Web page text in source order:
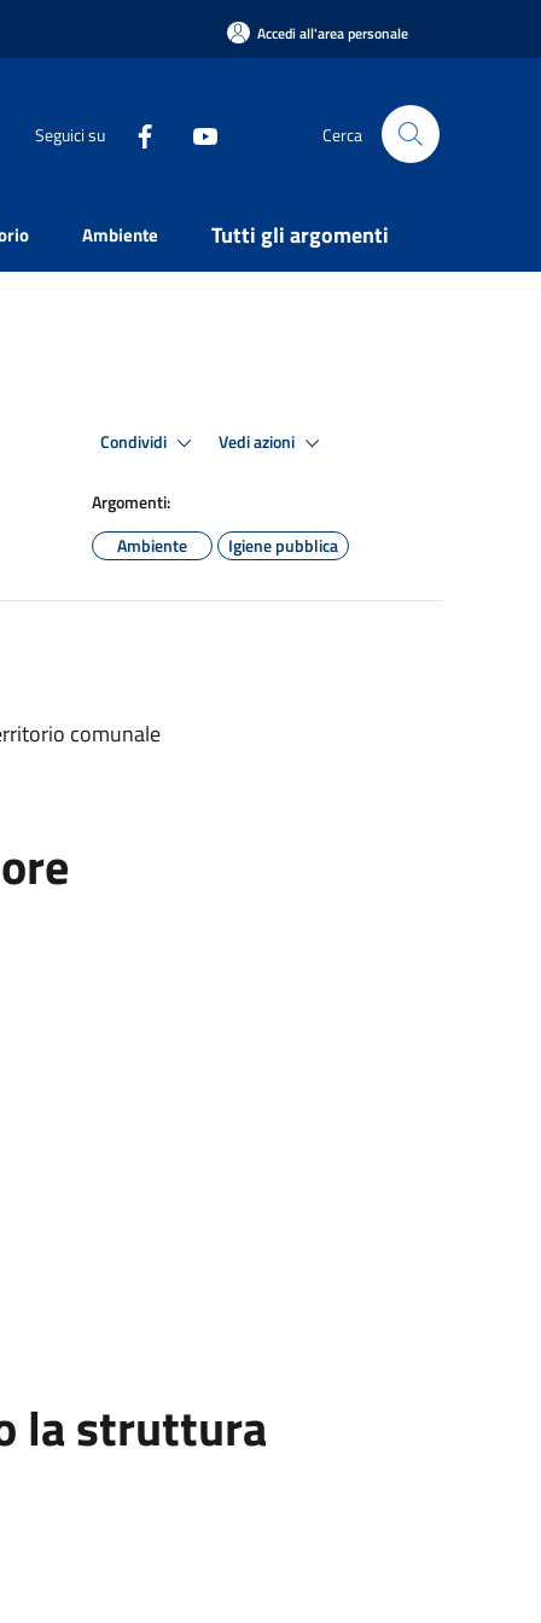
Accedi all'area personale
Seguici su Cerca
Ambiente Tutti gli argomenti
Condividi Vedi azioni
Argomenti:
Ambiente
Igiene pubblica
comunale
la struttura